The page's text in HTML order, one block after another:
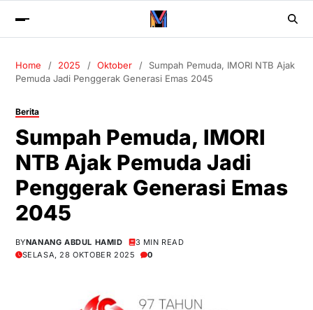
Home 2025 Oktober
Sumpah Pemuda, IMORI NTB Ajak
Pemuda Jadi Penggerak Generasi Emas 2045
Berita
Sumpah Pemuda, IMORI
NTB Ajak Pemuda Jadi
Penggerak Generasi Emas
2045
BYNANANG ABDUL HAMID
3 MIN READ
SELASA, 28 OKTOBER 2025
0